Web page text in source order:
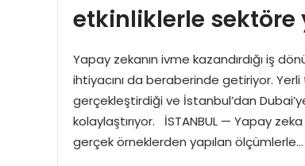
etkinliklerle sektöre
Yapay zekanın ivme kazandırdığı iş
ihtiyacını da beraberinde getiriyor.
gerçekleştirdiği ve İstanbul’dan
kolaylaştırıyor. İSTANBUL — Yapay
gerçek örneklerden yapılan ölçümlerle…